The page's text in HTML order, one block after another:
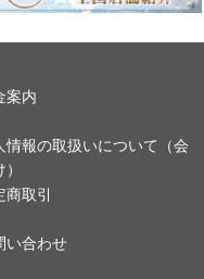
案内
情報の取扱いについて（会
商取引
い合わせ